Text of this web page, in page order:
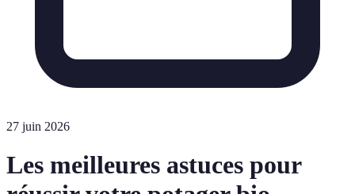
27 juin 2026
Les meilleures astuces pour